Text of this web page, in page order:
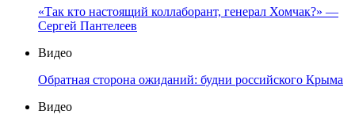
«Так кто настоящий коллаборант, генерал Хомчак?» —
Сергей Пантелеев
Видео
Обратная сторона ожиданий: будни российского Крыма
Видео